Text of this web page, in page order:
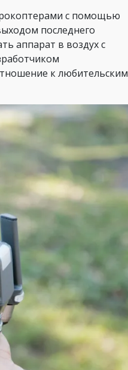
с помощью
последнего
аппарат в воздух с
к любительским